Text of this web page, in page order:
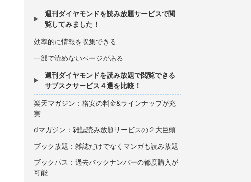
週刊ダイヤモンドを読み放題サービスで閲
覧してみました！
効率的に情報を収集できる
一部で読めないページがある
週刊ダイヤモンドを読み放題で閲覧できる
サブスクサービス４選を比較！
楽天マガジン：格安の料金&ラインナップが充
実
dマガジン：雑誌読み放題サービスの２大巨頭
ブック放題：雑誌だけでなくマンガも読み放題
ブックパス：過去バックナンバーの都度購入が
可能